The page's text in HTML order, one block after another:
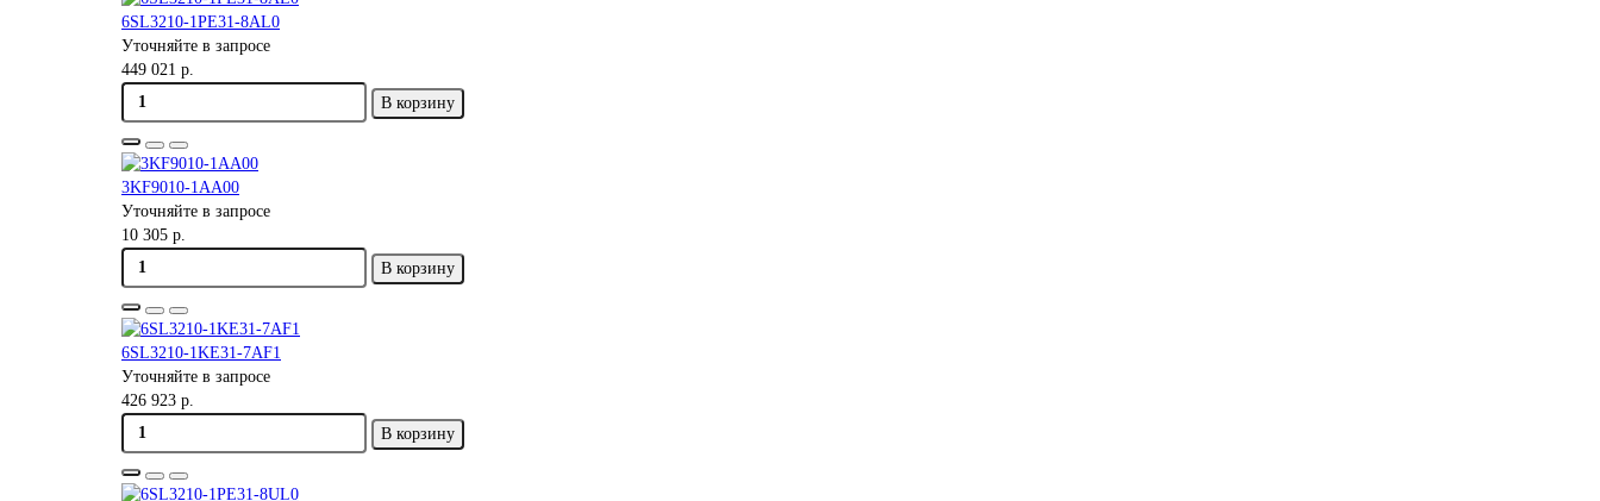
6SL3210-1PE31-8AL0
Уточняйте в запросе
449 021 р.
В корзину
3KF9010-1AA00
Уточняйте в запросе
10 305 р.
В корзину
6SL3210-1KE31-7AF1
Уточняйте в запросе
426 923 р.
В корзину